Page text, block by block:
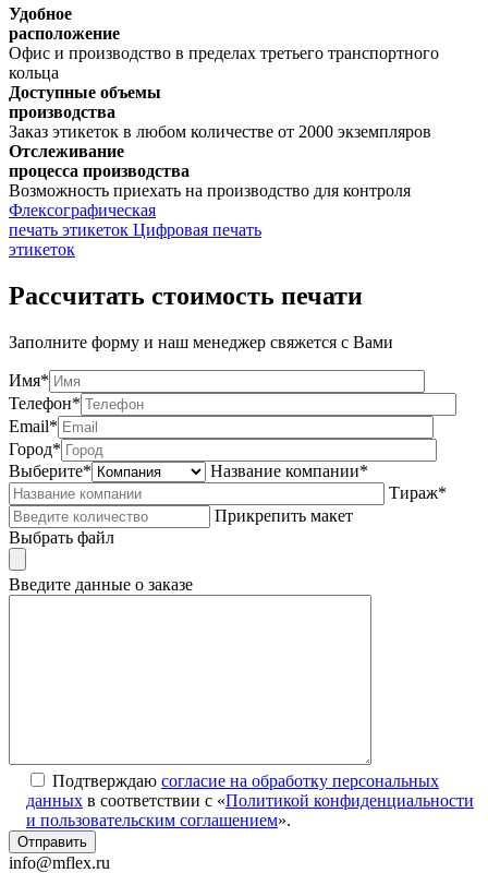
Удобное
расположение
Офис и производство в пределах третьего транспортного
кольца
Доступные объемы
производства
Заказ этикеток в любом количестве от 2000 экземпляров
Отслеживание
процесса производства
Возможность приехать на производство для контроля
Флексографическая
печать этикеток Цифровая печать
этикеток
Рассчитать стоимость печати
Заполните форму и наш менеджер свяжется с Вами
Имя*
Телефон*
Email*
Город*
Выберите*
Название компании*
Тираж*
Прикрепить макет
Выбрать файл
Введите данные о заказе
Подтверждаю согласие на обработку персональных
данных в соответствии с «Политикой конфиденциальности
и пользовательским соглашением».
info@mflex.ru